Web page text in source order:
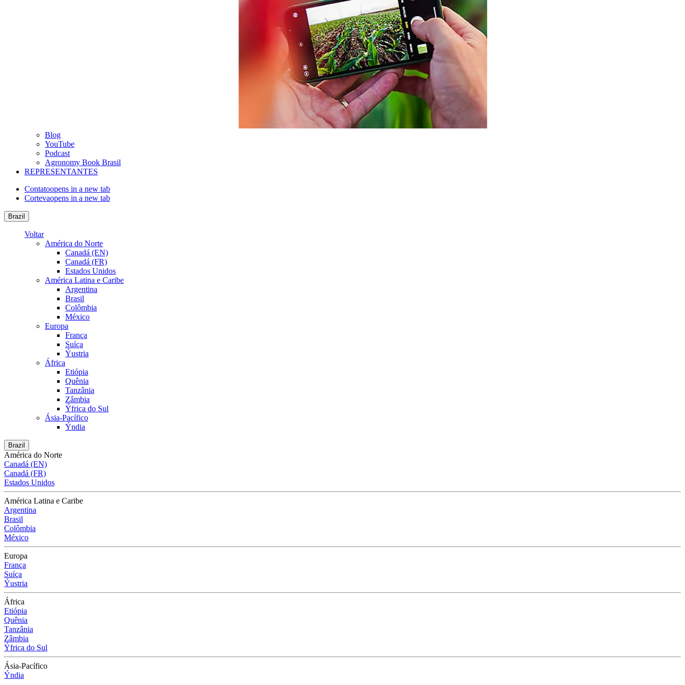
Blog
YouTube
Podcast
Agronomy Book Brasil
REPRESENTANTES
Contatoopens in a new tab
Cortevaopens in a new tab
Brazil
Voltar
América do Norte
Canadá (EN)
Canadá (FR)
Estados Unidos
América Latina e Caribe
Argentina
Brasil
Colômbia
México
Europa
França
Suíça
Ýustria
África
Etiópia
Quênia
Tanzânia
Zâmbia
Ýfrica do Sul
Ásia-Pacífico
Ýndia
Brazil
América do Norte
Canadá (EN)
Canadá (FR)
Estados Unidos
América Latina e Caribe
Argentina
Brasil
Colômbia
México
Europa
França
Suíça
Ýustria
África
Etiópia
Quênia
Tanzânia
Zâmbia
Ýfrica do Sul
Ásia-Pacífico
Ýndia